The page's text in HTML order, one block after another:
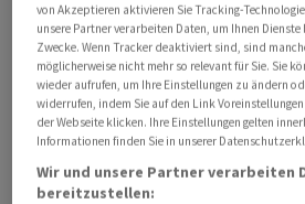
Der Schaden-Kosten-Satz dürfte
und Haftpflichtrückversicherung
kleineren Corporate Solutions laut
100 Prozent ausfallen, womit die
Gewinnwachstum beitragen
Milliardengewinn haben wohl auch
Anlegeergebnisse beigetragen.
von Akzeptieren aktivieren Sie Tracking-
unsere Partner verarbeiten Daten, um Ihnen
Zwecke. Wenn Tracker deaktiviert sind, sind
möglicherweise nicht mehr so relevant für Sie. Sie
wieder aufrufen, um Ihre Einstellungen zu ändern
widerrufen, indem Sie auf den Link
der Webseite klicken. Ihre Einstellungen gelten
Informationen finden Sie in unserer
Wir und unsere Partner verarbeiten
bereitzustellen: